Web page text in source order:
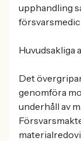
upphandling
Huvudsakliga
Det
genomföra
underhåll av